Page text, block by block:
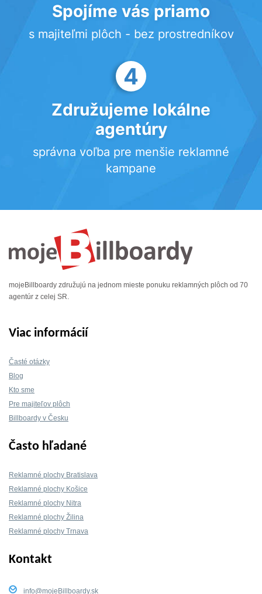
Spojíme vás priamo
s majiteľmi plôch - bez prostredníkov
4
Združujeme lokálne
agentúry
správna voľba pre menšie reklamné
kampane
mojeBillboardy združujú na jednom mieste ponuku reklamných plôch od 70
agentúr z celej SR.
Viac informácií
Časté otázky
Blog
Kto sme
Pre majiteľov plôch
Billboardy v Česku
Často hľadané
Reklamné plochy Bratislava
Reklamné plochy Košice
Reklamné plochy Nitra
Reklamné plochy Žilina
Reklamné plochy Trnava
Kontakt
info@mojeBillboardy.sk